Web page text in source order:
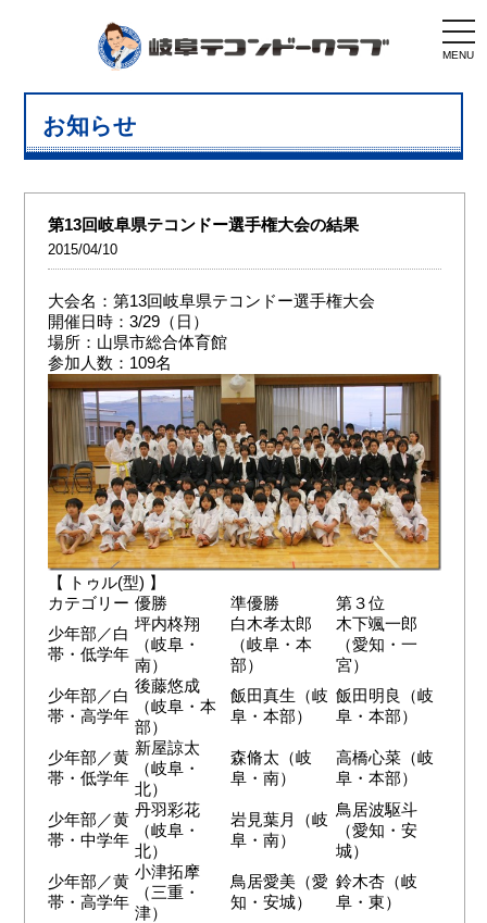
MENU
お知らせ
第13回岐阜県テコンドー選手権大会の結果
2015/04/10
大会名：第13回岐阜県テコンドー選手権大会
開催日時：3/29（日）
場所：山県市総合体育館
参加人数：109名
【 トゥル(型) 】
カテゴリー 優勝 準優勝
第３位
少年部／白
帯・低学年
坪内柊翔
（岐阜・
南）
白木孝太郎
（岐阜・本
部）
木下颯一郎
（愛知・一
宮）
少年部／白
帯・高学年
後藤悠成
（岐阜・本
部）
飯田真生（岐
阜・本部）
飯田明良（岐
阜・本部）
少年部／黄
帯・低学年
新屋諒太
（岐阜・
北）
森脩太（岐
阜・南）
高橋心菜（岐
阜・本部）
少年部／黄
帯・中学年
丹羽彩花
（岐阜・
北）
岩見葉月（岐
阜・南）
鳥居波駆斗
（愛知・安
城）
少年部／黄
帯・高学年
小津拓摩
（三重・
津）
鳥居愛美（愛
知・安城）
鈴木杏（岐
阜・東）